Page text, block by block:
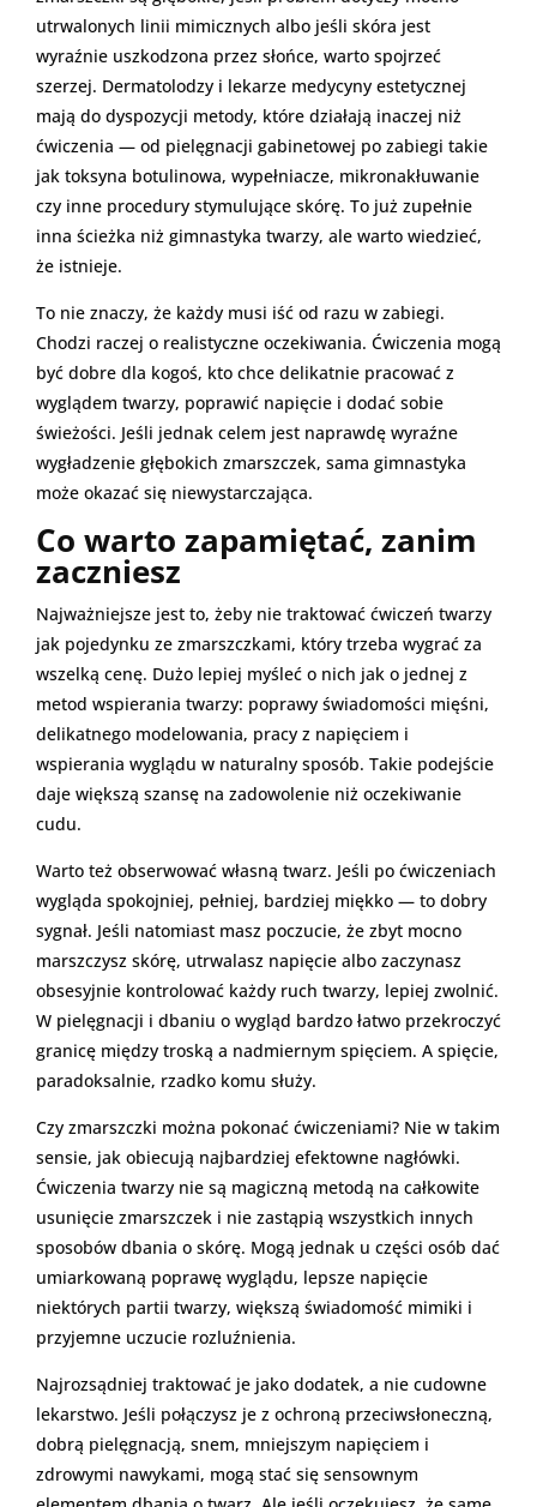
utrwalonych linii mimicznych albo jeśli skóra jest
wyraźnie uszkodzona przez słońce, warto spojrzeć
szerzej. Dermatolodzy i lekarze medycyny estetycznej
mają do dyspozycji metody, które działają inaczej niż
ćwiczenia — od pielęgnacji gabinetowej po zabiegi takie
jak toksyna botulinowa, wypełniacze, mikronakłuwanie
czy inne procedury stymulujące skórę. To już zupełnie
inna ścieżka niż gimnastyka twarzy, ale warto wiedzieć,
że istnieje.
To nie znaczy, że każdy musi iść od razu w zabiegi.
Chodzi raczej o realistyczne oczekiwania. Ćwiczenia mogą
być dobre dla kogoś, kto chce delikatnie pracować z
wyglądem twarzy, poprawić napięcie i dodać sobie
świeżości. Jeśli jednak celem jest naprawdę wyraźne
wygładzenie głębokich zmarszczek, sama gimnastyka
może okazać się niewystarczająca.
Co warto zapamiętać, zanim
zaczniesz
Najważniejsze jest to, żeby nie traktować ćwiczeń twarzy
jak pojedynku ze zmarszczkami, który trzeba wygrać za
wszelką cenę. Dużo lepiej myśleć o nich jak o jednej z
metod wspierania twarzy: poprawy świadomości mięśni,
delikatnego modelowania, pracy z napięciem i
wspierania wyglądu w naturalny sposób. Takie podejście
daje większą szansę na zadowolenie niż oczekiwanie
cudu.
Warto też obserwować własną twarz. Jeśli po ćwiczeniach
wygląda spokojniej, pełniej, bardziej miękko — to dobry
sygnał. Jeśli natomiast masz poczucie, że zbyt mocno
marszczysz skórę, utrwalasz napięcie albo zaczynasz
obsesyjnie kontrolować każdy ruch twarzy, lepiej zwolnić.
W pielęgnacji i dbaniu o wygląd bardzo łatwo przekroczyć
granicę między troską a nadmiernym spięciem. A spięcie,
paradoksalnie, rzadko komu służy.
Czy zmarszczki można pokonać ćwiczeniami? Nie w takim
sensie, jak obiecują najbardziej efektowne nagłówki.
Ćwiczenia twarzy nie są magiczną metodą na całkowite
usunięcie zmarszczek i nie zastąpią wszystkich innych
sposobów dbania o skórę. Mogą jednak u części osób dać
umiarkowaną poprawę wyglądu, lepsze napięcie
niektórych partii twarzy, większą świadomość mimiki i
przyjemne uczucie rozluźnienia.
Najrozsądniej traktować je jako dodatek, a nie cudowne
lekarstwo. Jeśli połączysz je z ochroną przeciwsłoneczną,
dobrą pielęgnacją, snem, mniejszym napięciem i
zdrowymi nawykami, mogą stać się sensownym